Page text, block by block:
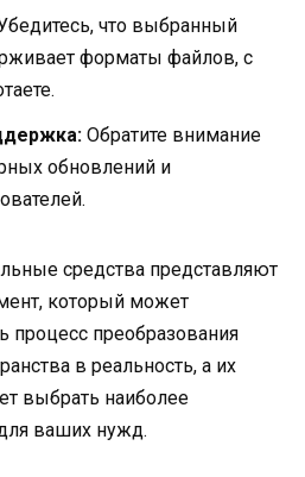
что выбранный
форматы файлов, с
Обратите внимание
обновлений и
средства представляют
который может
процесс преобразования
в реальность, а их
выбрать наиболее
ваших нужд.